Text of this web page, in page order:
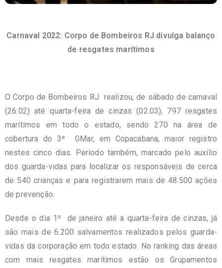
Carnaval 2022: Corpo de Bombeiros RJ divulga balanço
de resgates marítimos
O Corpo de Bombeiros RJ realizou, de sábado de carnaval
(26.02) até quarta-feira de cinzas (02.03), 797 resgates
marítimos em todo o estado, sendo 270 na área de
cobertura do 3º GMar, em Copacabana, maior registro
nestes cinco dias. Período também, marcado pelo auxílio
dos guarda-vidas para localizar os responsáveis de cerca
de 540 crianças e para registrarem mais de 48.500 ações
de prevenção.
Desde o dia 1º de janeiro até a quarta-feira de cinzas, já
são mais de 6.200 salvamentos realizados pelos guarda-
vidas da corporação em todo estado. No ranking das áreas
com mais resgates marítimos estão os Grupamentos